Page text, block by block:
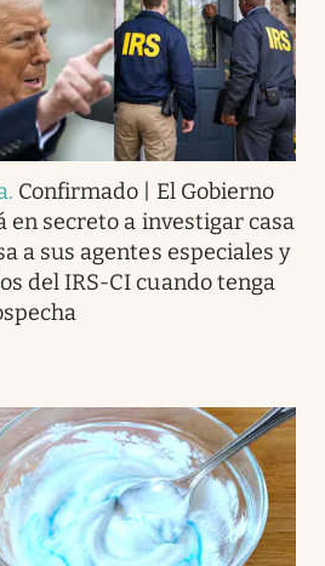
. Confirmado | El Gobierno
en secreto a investigar casa
a sus agentes especiales y
del IRS-CI cuando tenga